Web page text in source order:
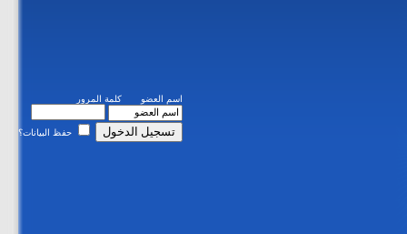
اسم العضو كلمة المرور
حفظ البيانات؟